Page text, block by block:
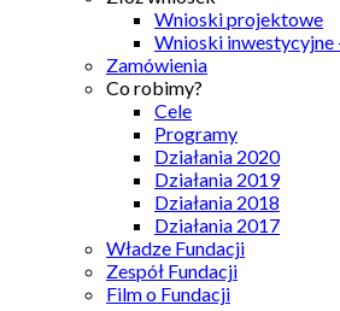
Wnioski projektowe
Wnioski inwestycyjne
Zamówienia
Co robimy?
Cele
Programy
Działania 2020
Działania 2019
Działania 2018
Działania 2017
Władze Fundacji
Zespół Fundacji
Film o Fundacji